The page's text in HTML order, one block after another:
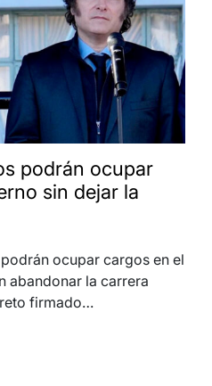
podrán ocupar
sin dejar la
ocupar cargos en el
abandonar la carrera
firmado…